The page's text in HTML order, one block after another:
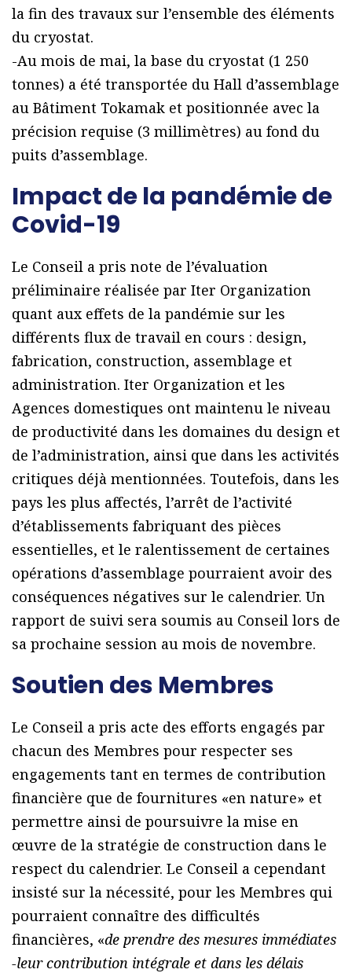
la fin des travaux sur l’ensemble des éléments
du cryostat.
-Au mois de mai, la base du cryostat (1 250
tonnes) a été transportée du Hall d’assemblage
au Bâtiment Tokamak et positionnée avec la
précision requise (3 millimètres) au fond du
puits d’assemblage.
Impact de la pandémie de
Covid-19
Le Conseil a pris note de l’évaluation
préliminaire réalisée par Iter Organization
quant aux effets de la pandémie sur les
différents flux de travail en cours : design,
fabrication, construction, assemblage et
administration. Iter Organization et les
Agences domestiques ont maintenu le niveau
de productivité dans les domaines du design et
de l’administration, ainsi que dans les activités
critiques déjà mentionnées. Toutefois, dans les
pays les plus affectés, l’arrêt de l’activité
d’établissements fabriquant des pièces
essentielles, et le ralentissement de certaines
opérations d’assemblage pourraient avoir des
conséquences négatives sur le calendrier. Un
rapport de suivi sera soumis au Conseil lors de
sa prochaine session au mois de novembre.
Soutien des Membres
Le Conseil a pris acte des efforts engagés par
chacun des Membres pour respecter ses
engagements tant en termes de contribution
financière que de fournitures «en nature» et
permettre ainsi de poursuivre la mise en
œuvre de la stratégie de construction dans le
respect du calendrier. Le Conseil a cependant
insisté sur la nécessité, pour les Membres qui
pourraient connaître des difficultés
financières, «de prendre des mesures immédiates
-leur contribution intégrale et dans les délais